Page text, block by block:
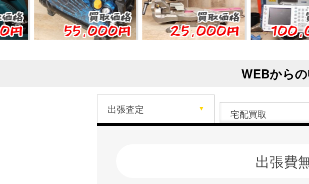
買取価格
55,000円
買取価格
25,000円
買取価
100,000
WEBから
出張査定
出張費
宅配買取